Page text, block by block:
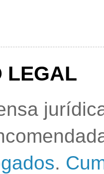
LEGAL
.